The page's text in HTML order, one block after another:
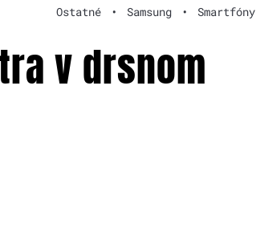
Ostatné • Samsung • Smartfóny
v drsnom